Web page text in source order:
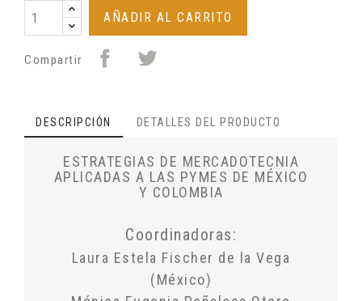
AÑADIR AL CARRITO
Compartir
DESCRIPCIÓN DETALLES DEL PRODUCTO
ESTRATEGIAS DE MERCADOTECNIA
APLICADAS A LAS PYMES DE MÉXICO
Y COLOMBIA
Coordinadoras:
Laura Estela Fischer de la Vega
(México)